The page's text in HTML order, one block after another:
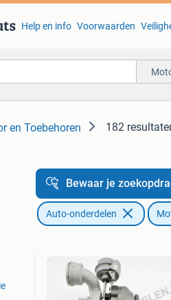
Help en info Voorwaarden
en Toebehoren 182
Bewaar je
Auto-onderdelen